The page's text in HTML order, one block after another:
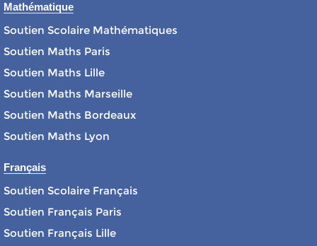
Mathématique
Soutien Scolaire Mathématiques
Soutien Maths Paris
Soutien Maths Lille
Soutien Maths Marseille
Soutien Maths Bordeaux
Soutien Maths Lyon
Français
Soutien Scolaire Français
Soutien Français Paris
Soutien Français Lille